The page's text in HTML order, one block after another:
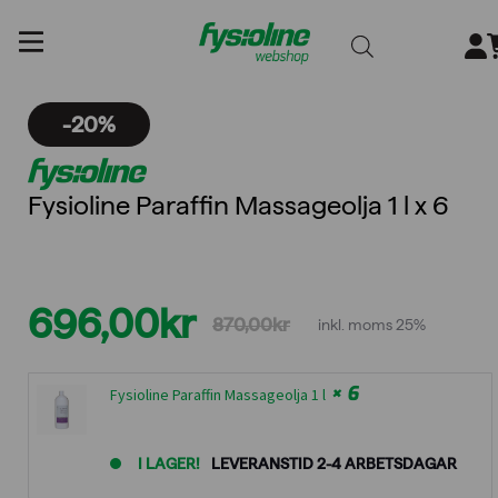
innehållet
-20%
Fysioline Paraffin Massageolja 1 l x 6
870,00kr
Det
ursprungliga
priset
696,00kr
Det
nuvarande
priset
inkl. moms 25%
Fysioline Paraffin Massageolja 1 l × 6
I LAGER! LEVERANSTID 2-4 ARBETSDAGAR